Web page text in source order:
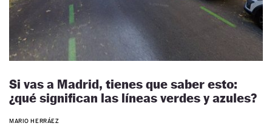
Si vas a Madrid, tienes que saber esto:
¿qué significan las líneas verdes y azules?
MARIO HERRÁEZ